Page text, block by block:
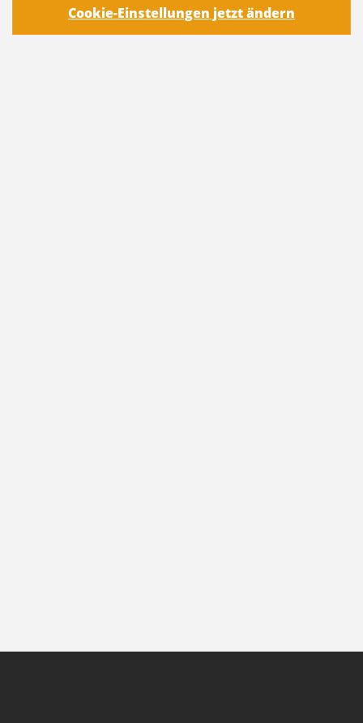
Cookie-Einstellungen jetzt ändern